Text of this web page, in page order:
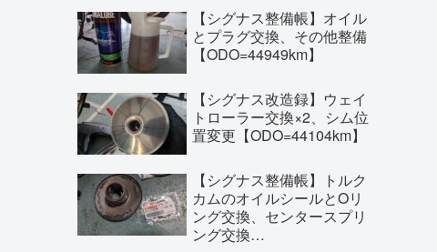
【シグナス整備帳】オイル
とプラグ交換、その他整備
【ODO=44949km】
【シグナス改造録】ウェイ
トローラー交換×2、シム位
置変更【ODO=44104km】
【シグナス整備帳】トルク
カムのオイルシールとOリ
ング交換、センタースプリ
ング交換